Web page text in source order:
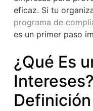
eficaz. Si tu
programa de
es un primer paso
¿Qué Es
Definición